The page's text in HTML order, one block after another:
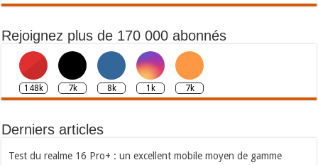
Rejoignez plus de 170 000 abonnés
148k 7k 8k 1k 7k
Derniers articles
Test du realme 16 Pro+ : un excellent mobile moyen de gamme